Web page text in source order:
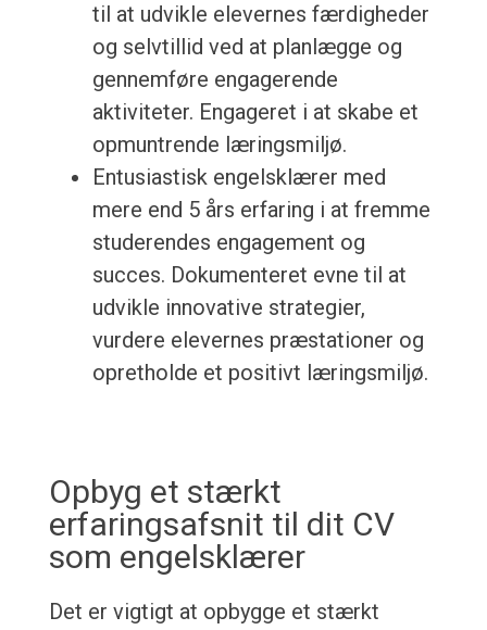
til at udvikle elevernes færdigheder
og selvtillid ved at planlægge og
gennemføre engagerende
aktiviteter. Engageret i at skabe et
opmuntrende læringsmiljø.
Entusiastisk engelsklærer med
mere end 5 års erfaring i at fremme
studerendes engagement og
succes. Dokumenteret evne til at
udvikle innovative strategier,
vurdere elevernes præstationer og
opretholde et positivt læringsmiljø.
Opbyg et stærkt
erfaringsafsnit til dit CV
som engelsklærer
Det er vigtigt at opbygge et stærkt